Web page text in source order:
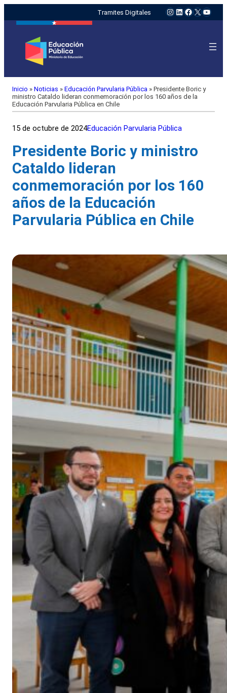
Tramites Digitales Instagram
LinkedIn
Facebook
X
Inicio » Noticias » Educación Parvularia Pública » Presidente Boric y
ministro Cataldo lideran conmemoración por los 160 años de la
Educación Parvularia Pública en Chile
15 de octubre de 2024Educación Parvularia Pública
Presidente Boric y ministro
Cataldo lideran
conmemoración por los 160
años de la Educación
Parvularia Pública en Chile